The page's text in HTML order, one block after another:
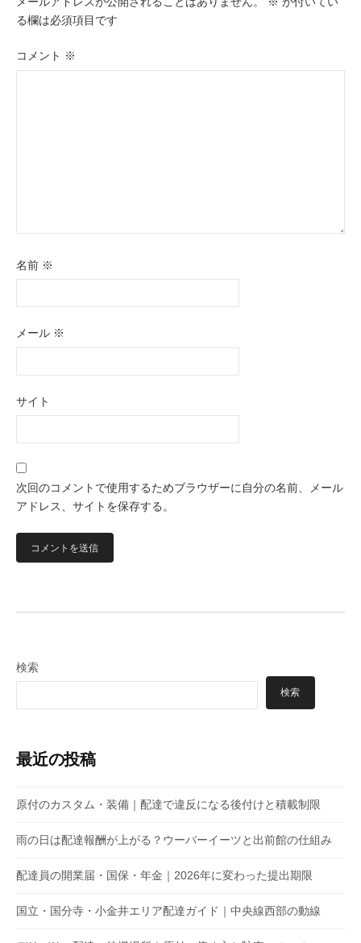
シ
ョ
る欄は必須項目です
コメント ※
名前 ※
メール ※
サイト
次回のコメントで使用するためブラウザーに自分の名前、メール
アドレス、サイトを保存する。
検索
検索
最近の投稿
原付のカスタム・装備｜配達で違反になる後付けと積載制限
雨の日は配達報酬が上がる？ウーバーイーツと出前館の仕組み
配達員の開業届・国保・年金｜2026年に変わった提出期限
国立・国分寺・小金井エリア配達ガイド｜中央線西部の動線